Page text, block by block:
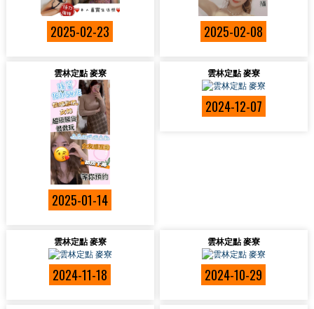
2025-02-23 2025-02-08
雲林定點 麥寮
2025-01-14
雲林定點 麥寮
2024-12-07
雲林定點 麥寮
2024-11-18
雲林定點 麥寮
2024-10-29